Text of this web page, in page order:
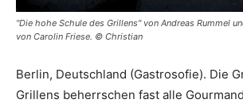
"Die hohe Schule des Grillens" von Andreas Rummel
von Carolin Friese. © Christian
Berlin, Deutschland (Gastrosofie). Die
Grillens beherrschen fast alle